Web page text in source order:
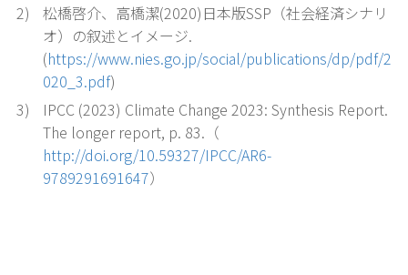
2)
松橋啓介、高橋潔(2020)日本版SSP（社会経済シナリ
オ）の叙述とイメージ.
(https://www.nies.go.jp/social/publications/dp/pdf/2
020_3.pdf)
3)
IPCC (2023) Climate Change 2023: Synthesis Report.
The longer report, p. 83.（
http://doi.org/10.59327/IPCC/AR6-
9789291691647）